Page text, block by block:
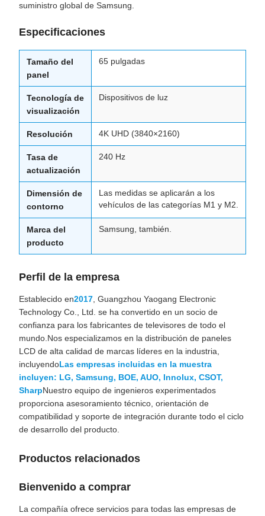
suministro global de Samsung.
Especificaciones
Tamaño del
panel
65 pulgadas
Tecnología de
visualización
Dispositivos de luz
Resolución 4K UHD (3840×2160)
Tasa de
actualización
240 Hz
Dimensión de
contorno
Las medidas se aplicarán a los
vehículos de las categorías M1 y M2.
Marca del
producto
Samsung, también.
Perfil de la empresa
Establecido en2017 , Guangzhou Yaogang Electronic
Technology Co., Ltd. se ha convertido en un socio de
confianza para los fabricantes de televisores de todo el
mundo.Nos especializamos en la distribución de paneles
LCD de alta calidad de marcas líderes en la industria,
incluyendoLas empresas incluidas en la muestra
incluyen: LG, Samsung, BOE, AUO, Innolux, CSOT,
SharpNuestro equipo de ingenieros experimentados
proporciona asesoramiento técnico, orientación de
compatibilidad y soporte de integración durante todo el ciclo
de desarrollo del producto.
Productos relacionados
Bienvenido a comprar
La compañía ofrece servicios para todas las empresas de